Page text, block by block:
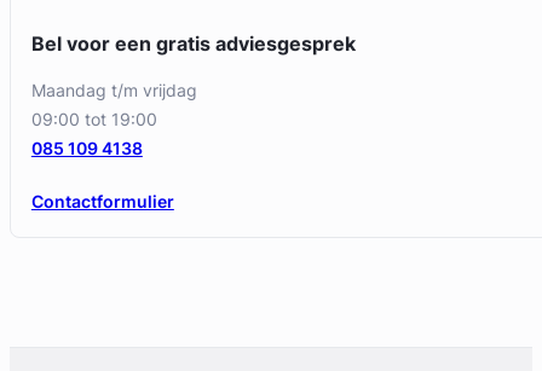
Bel voor een gratis adviesgesprek
maandag t/m vrijdag
09:00 tot 19:00
Contactformulier
085 109 4138